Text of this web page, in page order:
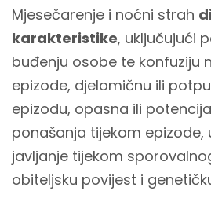
Mjesečarenje i noćni strah
karakteristike, uključujući
buđenju osobe te konfuziju
epizode, djelomičnu ili
epizodu, opasna ili
ponašanja tijekom epizode,
javljanje tijekom
obiteljsku povijest i